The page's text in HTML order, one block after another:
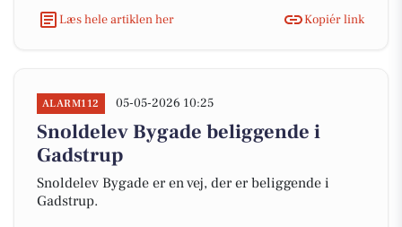
Læs hele artiklen her
Kopiér link
ALARM112 05-05-2026 10:25
Snoldelev Bygade beliggende i
Gadstrup
Snoldelev Bygade er en vej, der er beliggende i
Gadstrup.